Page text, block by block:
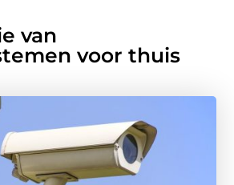
van
voor thuis